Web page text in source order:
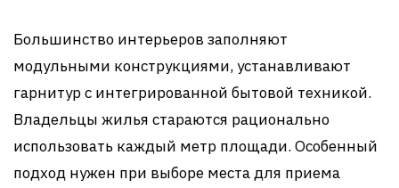
Большинство интерьеров заполняют
модульными конструкциями, устанавливают
гарнитур с интегрированной бытовой техникой.
Владельцы жилья стараются рационально
использовать каждый метр площади. Особенный
подход нужен при выборе места для приема